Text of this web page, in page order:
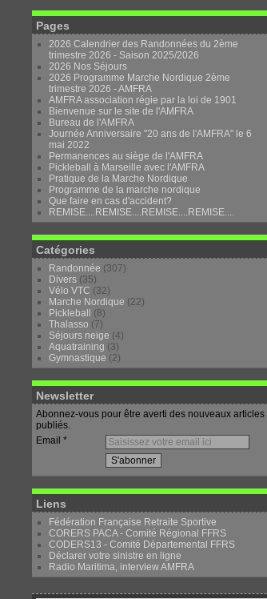
Pages
2026 Calendrier des Randonnées du 2ème
trimestre 2026 - Saison 2025/2026
2026 Nos Séjours
2026 Programme Marche Nordique 2ème
trimestre 2026 - AMFRA
AMFRA association régie par la loi de 1901
Bienvenue sur le site de l'AMFRA
Bureau de l'AMFRA
Journée Anniversaire "20 ans de l'AMFRA" le 6
mai 2022
Permanences au siège de l'AMFRA
Pickleball à Marseille avec l'AMFRA
Pratique de la Marche Nordique
Programme de la marche nordique
Que faire en cas d'accident?
REMISE....REMISE....REMISE....REMISE....
Catégories
Randonnée (307)
Divers (35)
Vélo VTC (32)
Marche Nordique (22)
Pickleball
(8)
Thalasso (7)
Séjours neige (4)
Aquatraining (3)
Gymnastique (2)
Newsletter
Abonnez-vous pour être averti des nouveaux articles
publiés.
Email
Liens
Fédération Française Retraite Sportive
CORERS PACA - Comité Régional FFRS
CODERS13 - Comité Départemental FFRS
Déclarer votre sinistre en ligne
Radio Maritima, interview AMFRA